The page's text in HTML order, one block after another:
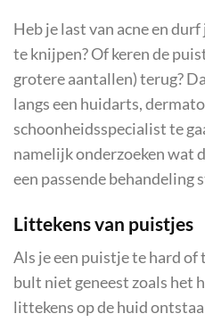
Heb je last van acne en
te knijpen? Of keren de
grotere aantallen) terug?
langs een huidarts,
schoonheidsspecialist te
namelijk onderzoeken wat
een passende behandeling
Littekens van puistjes
Als je een puistje te hard
bult niet geneest zoals het
littekens op de huid